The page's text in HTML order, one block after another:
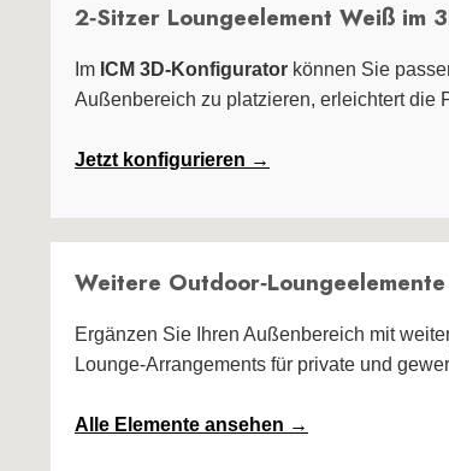
2‑Sitzer Loungeelement Weiß im
Im ICM 3D‑Konfigurator können Sie
Außenbereich zu platzieren, erleichtert die
Jetzt konfigurieren →
Weitere
Ergänzen Sie Ihren Außenbereich mit
Lounge‑Arrangements für private und
Alle Elemente ansehen →